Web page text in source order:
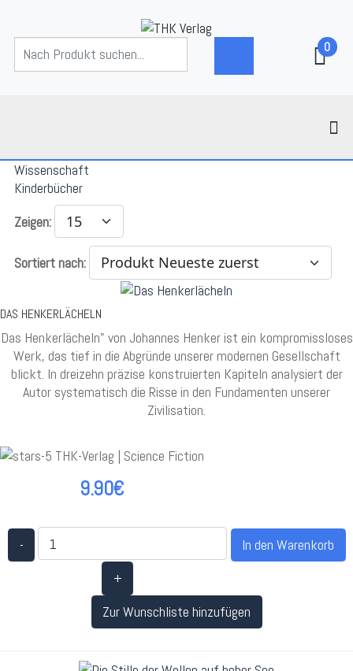
0
Wissenschaft
Kinderbücher
Zeigen:
Sortiert nach:
DAS HENKERLÄCHELN
Das Henkerlächeln" von Johannes Henker ist ein kompromissloses
Werk, das tief in die Abgründe unserer modernen Gesellschaft
blickt. In dreizehn präzise konstruierten Kapiteln analysiert der
Autor systematisch die Risse in den Fundamenten unserer
Zivilisation.
9.90€
-
+
Zur Wunschliste hinzufügen